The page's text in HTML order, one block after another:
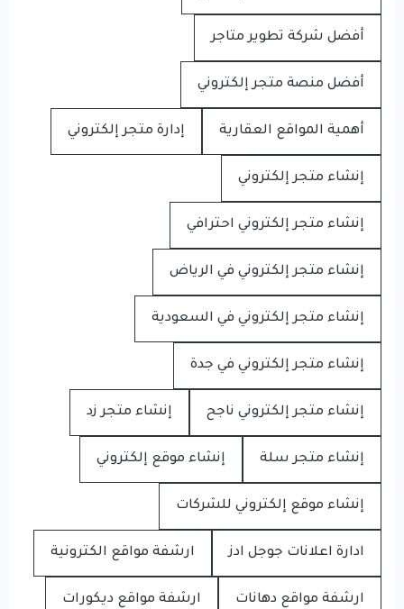
أفضل شركة تطوير متاجر
أفضل منصة متجر إلكتروني
أهمية المواقع العقارية إدارة متجر إلكتروني
إنشاء متجر إلكتروني
إنشاء متجر إلكتروني احترافي
إنشاء متجر إلكتروني في الرياض
إنشاء متجر إلكتروني في السعودية
إنشاء متجر إلكتروني في جدة
إنشاء متجر إلكتروني ناجح إنشاء متجر زد
إنشاء متجر سلة إنشاء موقع إلكتروني
إنشاء موقع إلكتروني للشركات
ادارة اعلانات جوجل ادز ارشفة مواقع الكترونية
ارشفة مواقع دهانات ارشفة مواقع ديكورات